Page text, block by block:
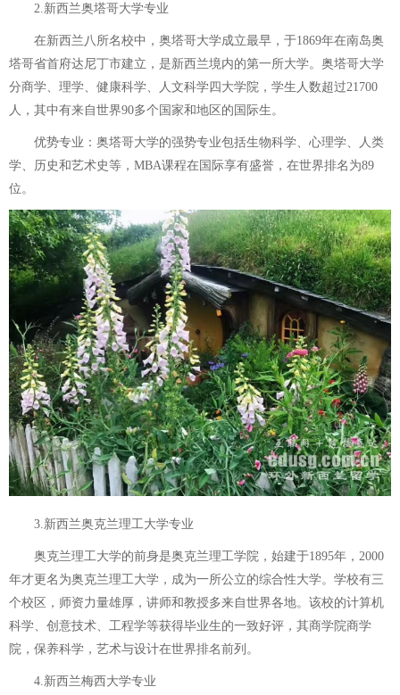
2.新西兰奥塔哥大学专业
在新西兰八所名校中，奥塔哥大学成立最早，于1869年在南岛奥
塔哥省首府达尼丁市建立，是新西兰境内的第一所大学。奥塔哥大学
分商学、理学、健康科学、人文科学四大学院，学生人数超过21700
人，其中有来自世界90多个国家和地区的国际生。
优势专业：奥塔哥大学的强势专业包括生物科学、心理学、人类
学、历史和艺术史等，MBA课程在国际享有盛誉，在世界排名为89
位。
3.新西兰奥克兰理工大学专业
奥克兰理工大学的前身是奥克兰理工学院，始建于1895年，2000
年才更名为奥克兰理工大学，成为一所公立的综合性大学。学校有三
个校区，师资力量雄厚，讲师和教授多来自世界各地。该校的计算机
科学、创意技术、工程学等获得毕业生的一致好评，其商学院商学
院，保养科学，艺术与设计在世界排名前列。
4.新西兰梅西大学专业